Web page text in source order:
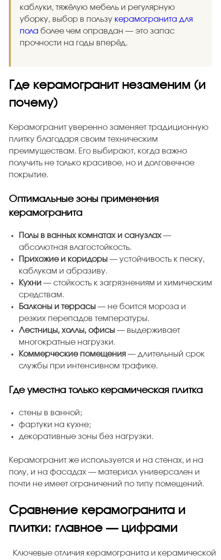
каблуки, тяжёлую мебель и регулярную
уборку, выбор в пользу керамогранита для
пола более чем оправдан — это запас
прочности на годы вперёд.
Где керамогранит незаменим (и
почему)
Керамогранит уверенно заменяет традиционную
плитку благодаря своим техническим
преимуществам. Его выбирают, когда важно
получить не только красивое, но и долговечное
покрытие.
Оптимальные зоны применения
керамогранита
Полы в ванных комнатах и санузлах—
абсолютная влагостойкость.
Прихожие и коридоры— устойчивость к песку,
каблукам и абразиву.
Кухни— стойкость к загрязнениям и химическим
средствам.
Балконы и террасы— не боится мороза и
резких перепадов температуры.
Лестницы, холлы, офисы— выдерживает
многократные нагрузки.
Коммерческие помещения— длительный срок
службы при интенсивном трафике.
Где уместна только керамическая плитка
стены в ванной;
фартуки на кухне;
декоративные зоны без нагрузки.
Керамогранит же используется и на стенах, и на
полу, и на фасадах — материал универсален и
почти не имеет ограничений по типу помещений.
Сравнение керамогранита и
плитки: главное — цифрами
Ключевые отличия керамогранита и керамической